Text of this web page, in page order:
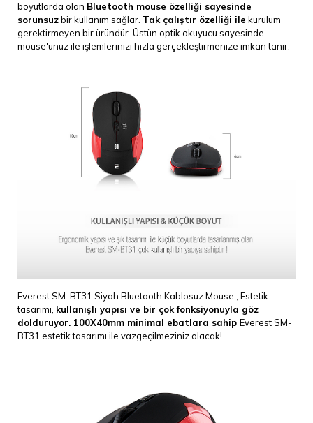
boyutlarda olan Bluetooth mouse özelliği sayesinde
sorunsuzbir kullanım sağlar. Tak çalıştır özelliği ile kurulum
gerektirmeyen bir üründür. Üstün optik okuyucu sayesinde
mouse'unuz ile işlemlerinizi hızla gerçekleştirmenize imkan tanır.
Everest SM-BT31 Siyah Bluetooth Kablosuz Mouse ; Estetik
tasarımı, kullanışlı yapısı ve bir çok fonksiyonuyla göz
dolduruyor. 100X40mm minimal ebatlara sahip Everest SM-
BT31 estetik tasarımı ile vazgeçilmeziniz olacak!